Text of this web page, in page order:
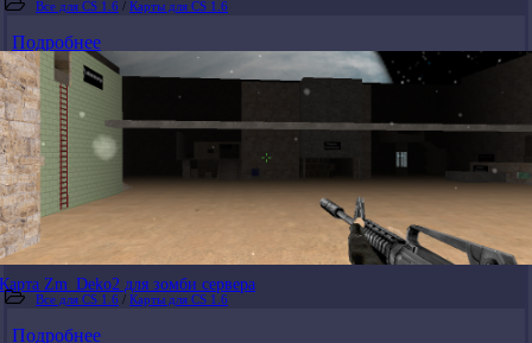
Все для CS 1.6 / Карты для CS 1.6
Подробнее
Карта Zm_Deko2 для зомби сервера
Все для CS 1.6 / Карты для CS 1.6
Подробнее